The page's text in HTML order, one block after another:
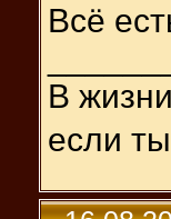
Всё
В
если